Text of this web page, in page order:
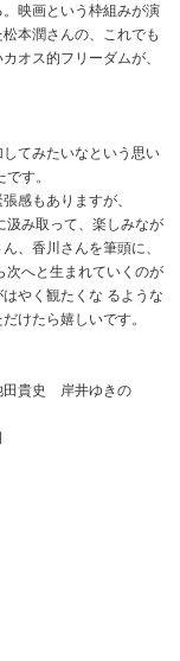
映画という枠組みが演
本潤さんの、これでも
オス的フリーダムが、
てみたいなという思い
す。
感もありますが、
汲み取って、楽しみなが
、香川さんを筆頭に、
次へと生まれていくのが
やく観たくな るような
けたら嬉しいです。
貴史 岸井ゆきの